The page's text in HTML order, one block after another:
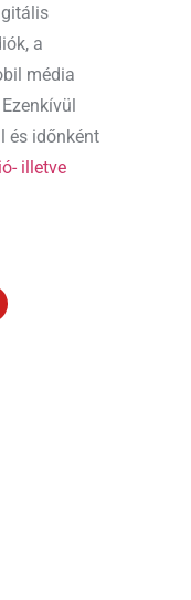
a
média
és időnként
illetve